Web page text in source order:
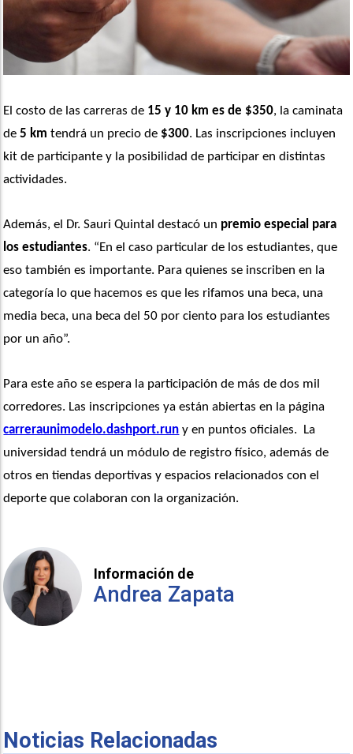
El costo de las carreras de 15 y 10 km es de $350, la caminata
de 5 km tendrá un precio de $300. Las inscripciones incluyen
kit de participante y la posibilidad de participar en distintas
actividades.
Además, el Dr. Sauri Quintal destacó un premio especial para
los estudiantes. “En el caso particular de los estudiantes, que
eso también es importante. Para quienes se inscriben en la
categoría lo que hacemos es que les rifamos una beca, una
media beca, una beca del 50 por ciento para los estudiantes
por un año”.
Para este año se espera la participación de más de dos mil
carreraunimodelo.dashport.run y en puntos oficiales.  La
universidad tendrá un módulo de registro físico, además de
otros en tiendas deportivas y espacios relacionados con el
deporte que colaboran con la organización.
Información de
Andrea Zapata
Noticias Relacionadas